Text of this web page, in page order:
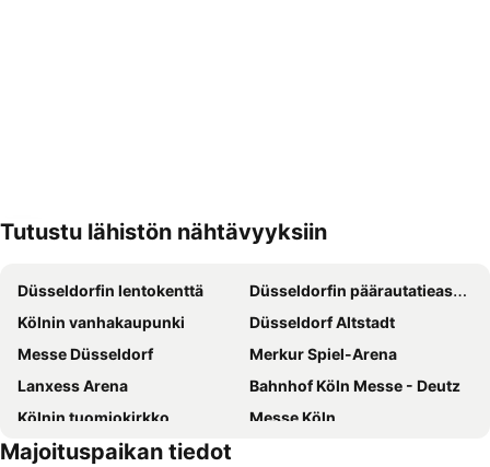
Tutustu lähistön nähtävyyksiin
Düsseldorfin lentokenttä
Düsseldorfin päärautatieasema
Kölnin vanhakaupunki
Düsseldorf Altstadt
Messe Düsseldorf
Merkur Spiel-Arena
Lanxess Arena
Bahnhof Köln Messe - Deutz
Kölnin tuomiokirkko
Messe Köln
Cologne Central station
Majoituspaikan tiedot